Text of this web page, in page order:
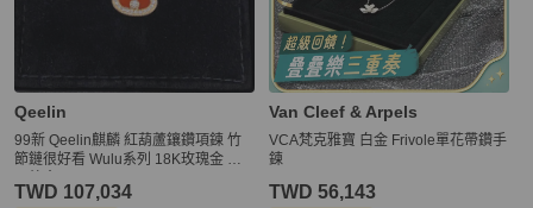
Qeelin
99新 Qeelin麒麟 紅葫蘆鑲鑽項鍊 竹
節鏈很好看 Wulu系列 18K玫瑰金 有
TWD 107,034
Van Cleef & Arpels
VCA梵克雅寶 白金 Frivole單花帶鑽手
鍊
TWD 56,143